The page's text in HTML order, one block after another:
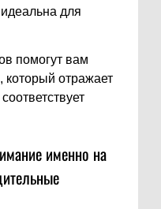
для
помогут вам
который отражает
именно на